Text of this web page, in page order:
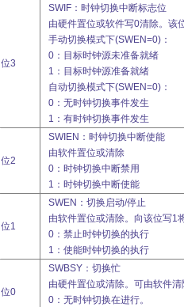
位3
SWIF：时钟切换中断标志位
由硬件置位或软件写0清除。该
手动切换模式下(SWEN=0)：
0：目标时钟源未准备就绪
1：目标时钟源准备就绪
自动切换模式下(SWEN=0)：
0：无时钟切换事件发生
1：有时钟切换事件发生
位2
SWIEN：时钟切换中断使能
由软件置位或清除
0：时钟切换中断禁用
1：时钟切换中断使能
位1
SWEN：切换启动/停止
由软件置位或清除。向该位写1
0：禁止时钟切换的执行
1：使能时钟切换的执行
位0
SWBSY：切换忙
由硬件置位或清除。可由软件清
0：无时钟切换在进行。